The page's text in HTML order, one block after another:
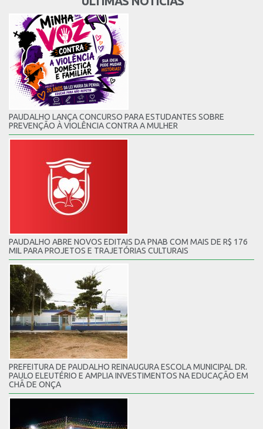
PAUDALHO LANÇA CONCURSO PARA ESTUDANTES SOBRE
PREVENÇÃO À VIOLÊNCIA CONTRA A MULHER
PAUDALHO ABRE NOVOS EDITAIS DA PNAB COM MAIS DE R$ 176
MIL PARA PROJETOS E TRAJETÓRIAS CULTURAIS
PREFEITURA DE PAUDALHO REINAUGURA ESCOLA MUNICIPAL DR.
PAULO ELEUTÉRIO E AMPLIA INVESTIMENTOS NA EDUCAÇÃO EM
CHÃ DE ONÇA